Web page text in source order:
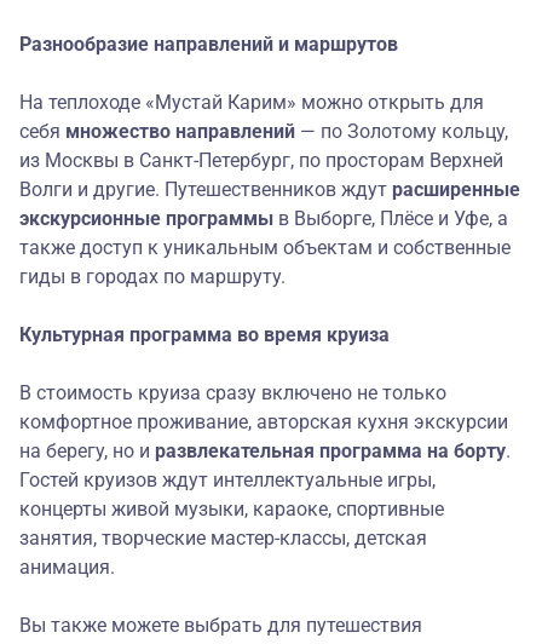
Разнообразие направлений и маршрутов
На теплоходе «Мустай Карим» можно открыть для
себя множество направлений — по Золотому кольцу,
из Москвы в Санкт-Петербург, по просторам Верхней
Волги и другие. Путешественников ждут расширенные
экскурсионные программы в Выборге, Плёсе и Уфе, а
также доступ к уникальным объектам и собственные
гиды в городах по маршруту.
Культурная программа во время круиза
В стоимость круиза сразу включено не только
комфортное проживание, авторская кухня экскурсии
на берегу, но и развлекательная программа на борту.
Гостей круизов ждут интеллектуальные игры,
концерты живой музыки, караоке, спортивные
занятия, творческие мастер-классы, детская
анимация.
Вы также можете выбрать для путешествия